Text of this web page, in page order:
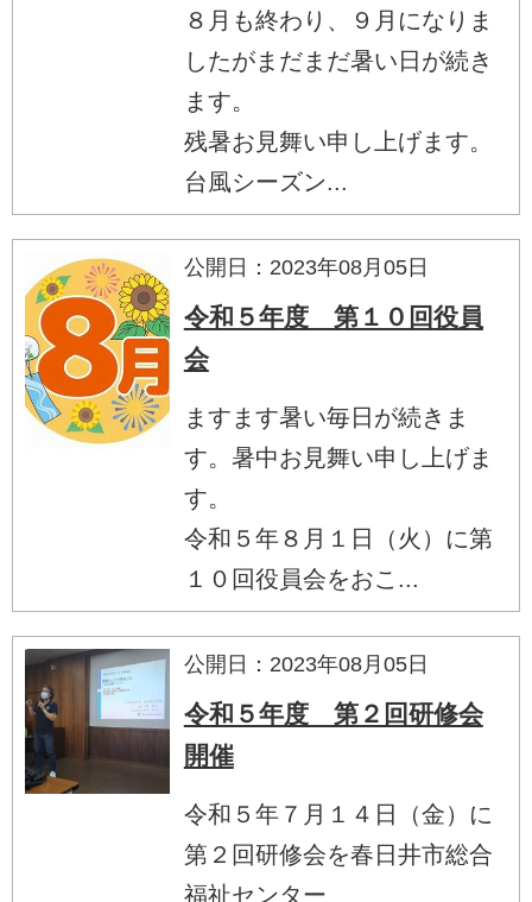
８月も終わり、９月になりま
したがまだまだ暑い日が続き
ます。
残暑お見舞い申し上げます。
台風シーズン...
公開日：2023年08月05日
令和５年度 第１０回役員
会
ますます暑い毎日が続きま
す。暑中お見舞い申し上げま
す。
令和５年８月１日（火）に第
１０回役員会をおこ...
公開日：2023年08月05日
令和５年度 第２回研修会
開催
令和５年７月１４日（金）に
第２回研修会を春日井市総合
福祉センター